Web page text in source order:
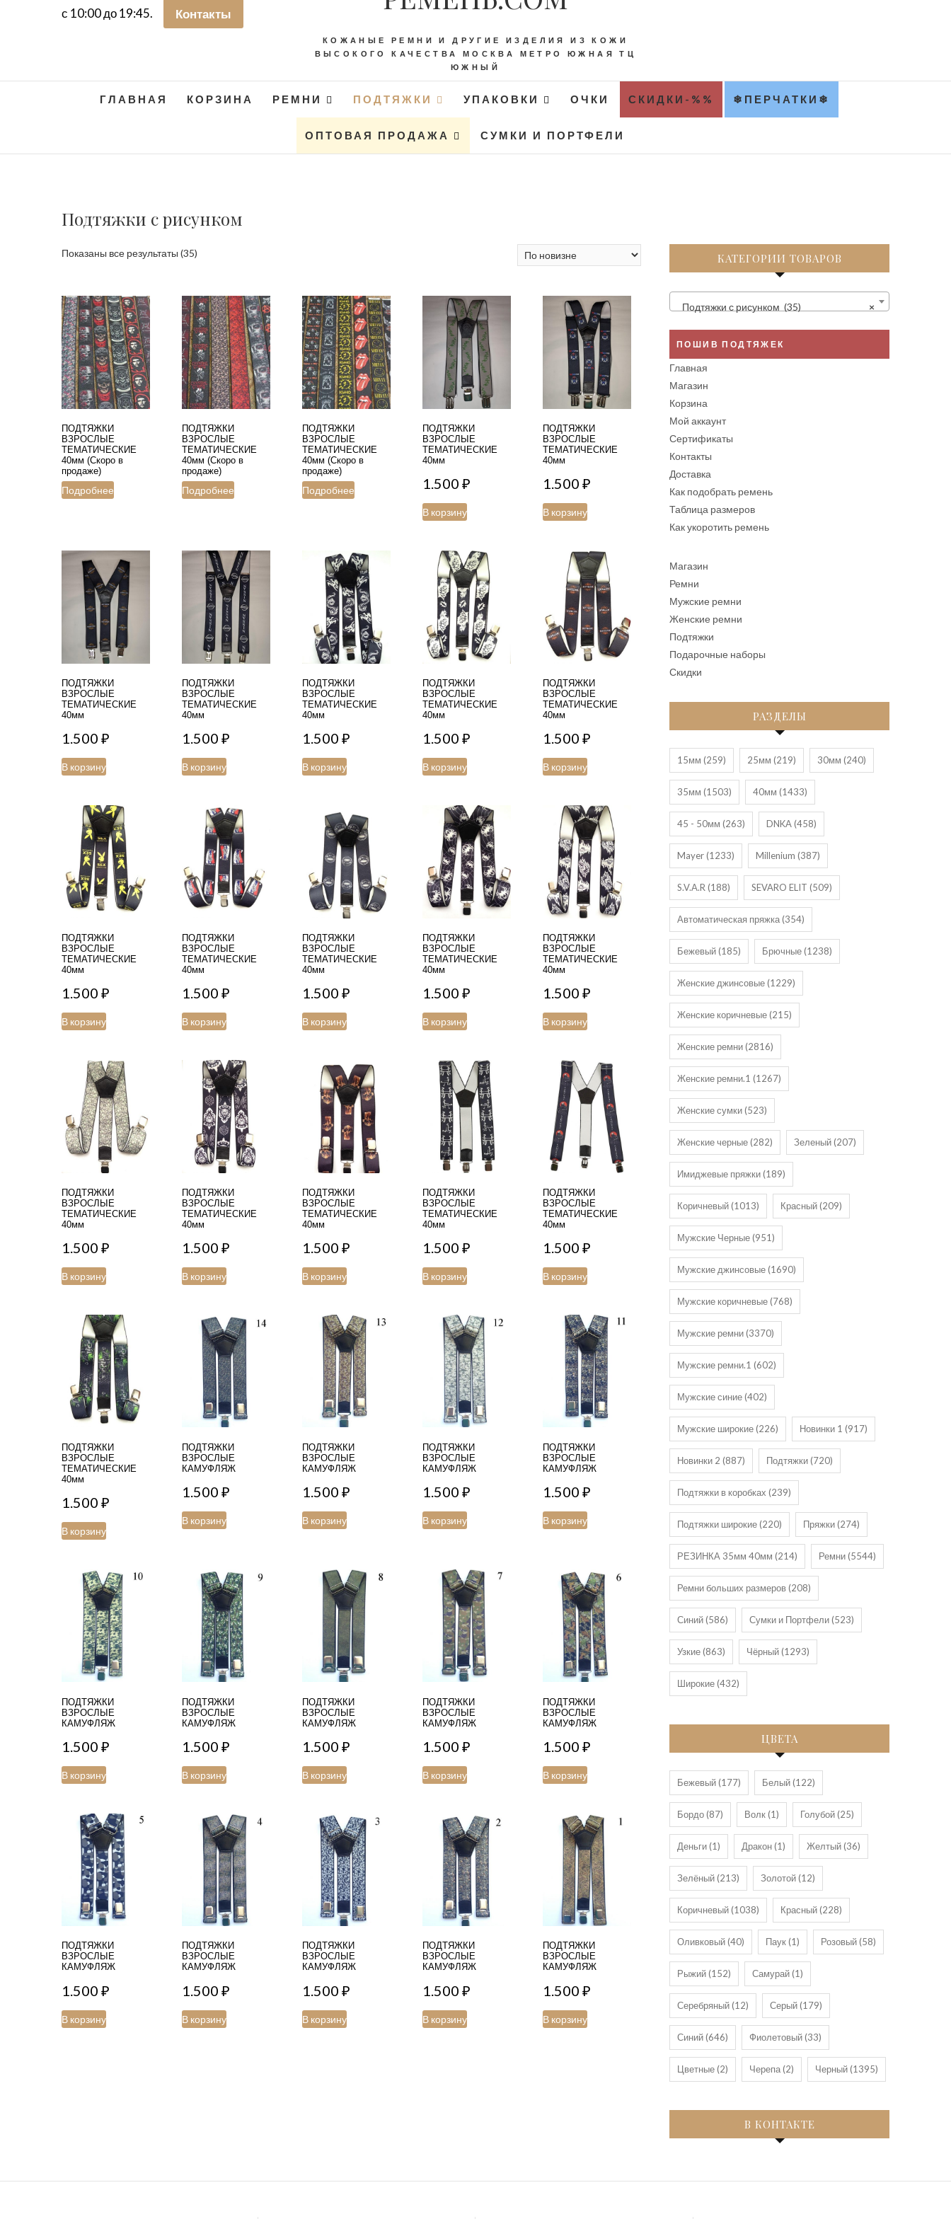
с 10:00 до 19:45.
Контакты
КОЖАНЫЕ РЕМНИ И ДРУГИЕ ИЗДЕЛИЯ ИЗ КОЖИ
ВЫСОКОГО КАЧЕСТВА МОСКВА МЕТРО ЮЖНАЯ ТЦ
ЮЖНЫЙ
ГЛАВНАЯ КОРЗИНА РЕМНИ ПОДТЯЖКИ УПАКОВКИ ОЧКИ СКИДКИ-%% ❄ПЕРЧАТКИ❄
ОПТОВАЯ ПРОДАЖА СУМКИ И ПОРТФЕЛИ
Подтяжки с рисунком
Показаны все результаты (35)
ПОДТЯЖКИ
ВЗРОСЛЫЕ
ТЕМАТИЧЕСКИЕ
40мм (Скоро в
продаже)
Подробнее
ПОДТЯЖКИ
ВЗРОСЛЫЕ
ТЕМАТИЧЕСКИЕ
40мм (Скоро в
продаже)
Подробнее
ПОДТЯЖКИ
ВЗРОСЛЫЕ
ТЕМАТИЧЕСКИЕ
40мм (Скоро в
продаже)
Подробнее
ПОДТЯЖКИ
ВЗРОСЛЫЕ
ТЕМАТИЧЕСКИЕ
40мм
1.500 ₽
В корзину
ПОДТЯЖКИ
ВЗРОСЛЫЕ
ТЕМАТИЧЕСКИЕ
40мм
1.500 ₽
В корзину
ПОДТЯЖКИ
ВЗРОСЛЫЕ
ТЕМАТИЧЕСКИЕ
40мм
1.500 ₽
В корзину
ПОДТЯЖКИ
ВЗРОСЛЫЕ
ТЕМАТИЧЕСКИЕ
40мм
1.500 ₽
В корзину
ПОДТЯЖКИ
ВЗРОСЛЫЕ
ТЕМАТИЧЕСКИЕ
40мм
1.500 ₽
В корзину
ПОДТЯЖКИ
ВЗРОСЛЫЕ
ТЕМАТИЧЕСКИЕ
40мм
1.500 ₽
В корзину
ПОДТЯЖКИ
ВЗРОСЛЫЕ
ТЕМАТИЧЕСКИЕ
40мм
1.500 ₽
В корзину
ПОДТЯЖКИ
ВЗРОСЛЫЕ
ТЕМАТИЧЕСКИЕ
40мм
1.500 ₽
В корзину
ПОДТЯЖКИ
ВЗРОСЛЫЕ
ТЕМАТИЧЕСКИЕ
40мм
1.500 ₽
В корзину
ПОДТЯЖКИ
ВЗРОСЛЫЕ
ТЕМАТИЧЕСКИЕ
40мм
1.500 ₽
В корзину
ПОДТЯЖКИ
ВЗРОСЛЫЕ
ТЕМАТИЧЕСКИЕ
40мм
1.500 ₽
В корзину
ПОДТЯЖКИ
ВЗРОСЛЫЕ
ТЕМАТИЧЕСКИЕ
40мм
1.500 ₽
В корзину
ПОДТЯЖКИ
ВЗРОСЛЫЕ
ТЕМАТИЧЕСКИЕ
40мм
1.500 ₽
В корзину
ПОДТЯЖКИ
ВЗРОСЛЫЕ
ТЕМАТИЧЕСКИЕ
40мм
1.500 ₽
В корзину
ПОДТЯЖКИ
ВЗРОСЛЫЕ
ТЕМАТИЧЕСКИЕ
40мм
1.500 ₽
В корзину
ПОДТЯЖКИ
ВЗРОСЛЫЕ
ТЕМАТИЧЕСКИЕ
40мм
1.500 ₽
В корзину
ПОДТЯЖКИ
ВЗРОСЛЫЕ
ТЕМАТИЧЕСКИЕ
40мм
1.500 ₽
В корзину
ПОДТЯЖКИ
ВЗРОСЛЫЕ
ТЕМАТИЧЕСКИЕ
40мм
1.500 ₽
В корзину
ПОДТЯЖКИ
ВЗРОСЛЫЕ
КАМУФЛЯЖ
1.500 ₽
В корзину
ПОДТЯЖКИ
ВЗРОСЛЫЕ
КАМУФЛЯЖ
1.500 ₽
В корзину
ПОДТЯЖКИ
ВЗРОСЛЫЕ
КАМУФЛЯЖ
1.500 ₽
В корзину
ПОДТЯЖКИ
ВЗРОСЛЫЕ
КАМУФЛЯЖ
1.500 ₽
В корзину
ПОДТЯЖКИ
ВЗРОСЛЫЕ
КАМУФЛЯЖ
1.500 ₽
В корзину
ПОДТЯЖКИ
ВЗРОСЛЫЕ
КАМУФЛЯЖ
1.500 ₽
В корзину
ПОДТЯЖКИ
ВЗРОСЛЫЕ
КАМУФЛЯЖ
1.500 ₽
В корзину
ПОДТЯЖКИ
ВЗРОСЛЫЕ
КАМУФЛЯЖ
1.500 ₽
В корзину
ПОДТЯЖКИ
ВЗРОСЛЫЕ
КАМУФЛЯЖ
1.500 ₽
В корзину
ПОДТЯЖКИ
ВЗРОСЛЫЕ
КАМУФЛЯЖ
1.500 ₽
В корзину
ПОДТЯЖКИ
ВЗРОСЛЫЕ
КАМУФЛЯЖ
1.500 ₽
В корзину
ПОДТЯЖКИ
ВЗРОСЛЫЕ
КАМУФЛЯЖ
1.500 ₽
В корзину
ПОДТЯЖКИ
ВЗРОСЛЫЕ
КАМУФЛЯЖ
1.500 ₽
В корзину
ПОДТЯЖКИ
ВЗРОСЛЫЕ
КАМУФЛЯЖ
1.500 ₽
В корзину
КАТЕГОРИИ ТОВАРОВ
×
Подтяжки с рисунком (35)
ПОШИВ ПОДТЯЖЕК
Главная
Магазин
Корзина
Мой аккаунт
Сертификаты
Контакты
Доставка
Как подобрать ремень
Таблица размеров
Как укоротить ремень
Магазин
Ремни
Мужские ремни
Женские ремни
Подтяжки
Подарочные наборы
Скидки
РАЗДЕЛЫ
15мм (259) 25мм (219) 30мм (240)
35мм (1503) 40мм (1433)
45 - 50мм (263) DNKA(458)
Mayer(1233) Millenium (387)
S.V.A.R(188) SEVARO ELIT (509)
Автоматическая пряжка(354)
Бежевый(185) Брючные(1238)
Женские джинсовые(1229)
Женские коричневые(215)
Женские ремни(2816)
Женские ремни.1 (1267)
Женские сумки(523)
Женские черные(282) Зеленый(207)
Имиджевые пряжки(189)
Коричневый(1013) Красный(209)
Мужские Черные(951)
Мужские джинсовые(1690)
Мужские коричневые(768)
Мужские ремни(3370)
Мужские ремни.1 (602)
Мужские синие(402)
Мужские широкие(226) Новинки 1 (917)
Новинки 2 (887) Подтяжки(720)
Подтяжки в коробках (239)
Подтяжки широкие(220) Пряжки(274)
РЕЗИНКА 35мм 40мм (214) Ремни(5544)
Ремни больших размеров(208)
Синий(586) Сумки и Портфели(523)
Узкие(863) Чёрный(1293)
Широкие(432)
ЦВЕТА
Бежевый(177) Белый(122)
Бордо(87) Волк(1) Голубой(25)
Деньги(1) Дракон(1) Желтый(36)
Зелёный(213) Золотой(12)
Коричневый(1038) Красный(228)
Оливковый(40) Паук(1) Розовый(58)
Рыжий(152) Самурай(1)
Серебряный(12) Серый(179)
Синий(646) Фиолетовый(33)
Цветные(2) Черепа(2) Черный(1395)
В КОНТАКТЕ